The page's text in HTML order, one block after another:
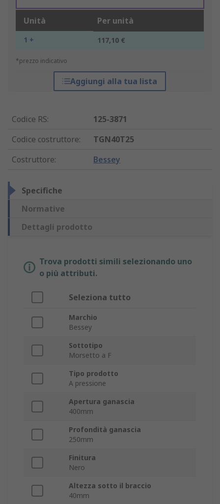
Unità Per unità
1 + 117,10 €
*prezzo indicativo
Aggiungi alla tua lista
Codice RS:
125-3871
Codice costruttore:
TGN40T25
Costruttore: Bessey
Specifiche
Normative
Dettagli prodotto
Trova prodotti simili selezionando uno
o più attributi.
Seleziona tutto
Marchio
Bessey
Sottotipo
Morsetto a F
Tipo prodotto
A pressione
Apertura ganascia
400mm
Profondità ganascia
250mm
Finitura
Nero
Altezza sotto il braccio
40mm